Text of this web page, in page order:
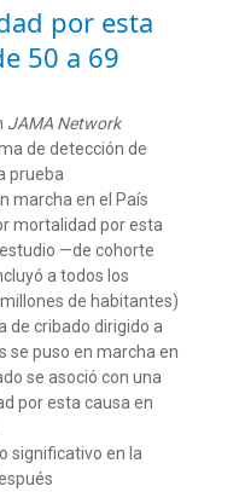
por esta
50 a 69
JAMA Network
de detección de
prueba
marcha en el País
mortalidad por esta
—de cohorte
a todos los
de habitantes)
de cribado dirigido a
se puso en marcha en
se asoció con una
por esta causa en
significativo en la